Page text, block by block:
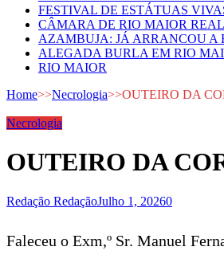
FESTIVAL DE ESTÁTUAS
CÂMARA DE RIO MAIOR
AZAMBUJA: JÁ ARRANCOU A
ALEGADA BURLA EM RIO
RIO MAIOR
Home>>Necrologia>>OUTEIRO DA
Necrologia
OUTEIRO DA
Redação RedaçãoJulho 1, 20260
Faleceu o Exm,º Sr. Manuel